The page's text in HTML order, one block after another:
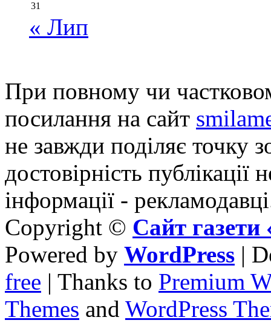
31
« Лип
При повному чи
посилання на сайт
не завжди поділяє точку
достовірність публікації
інформації -
Copyright © Сайт
Powered by WordPress |
free | Thanks to Premium
Themes and WordPress